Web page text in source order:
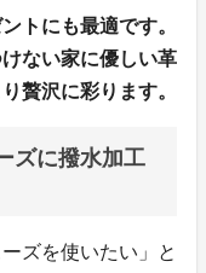
トにも最適です。
ない家に優しい革
贅沢に彩ります。
ズに撥水加工
ズを使いたい」と